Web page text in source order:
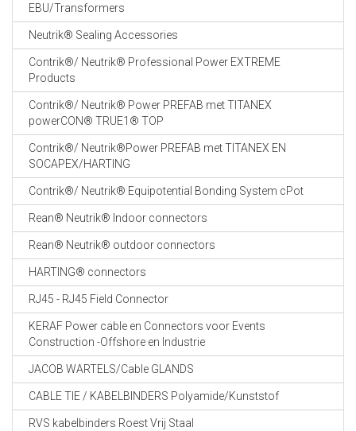
EBU/Transformers
Neutrik® Sealing Accessories
Contrik®/ Neutrik® Professional Power EXTREME
Products
Contrik®/ Neutrik® Power PREFAB met TITANEX
powerCON® TRUE1® TOP
Contrik®/ Neutrik®Power PREFAB met TITANEX EN
SOCAPEX/HARTING
Contrik®/ Neutrik® Equipotential Bonding System cPot
Rean® Neutrik® Indoor connectors
Rean® Neutrik® outdoor connectors
HARTING® connectors
RJ45 - RJ45 Field Connector
KERAF Power cable en Connectors voor Events
Construction -Offshore en Industrie
JACOB WARTELS/Cable GLANDS
CABLE TIE / KABELBINDERS Polyamide/Kunststof
RVS kabelbinders Roest Vrij Staal